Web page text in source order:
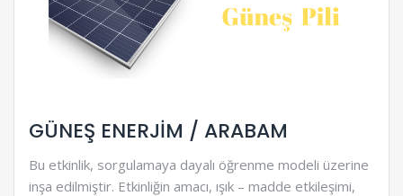
GÜNEŞ ENERJİM / ARABAM
Bu etkinlik, sorgulamaya dayalı öğrenme modeli üzerine
inşa edilmiştir. Etkinliğin amacı, ışık – madde etkileşimi,